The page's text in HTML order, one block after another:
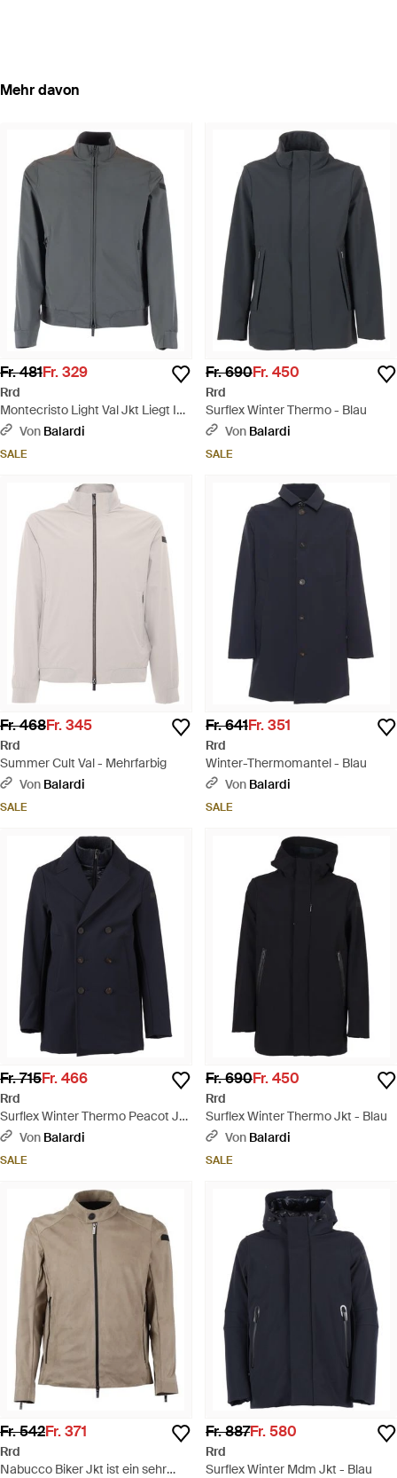
Mehr davon
Fr. 481Fr. 329
Rrd
Montecristo Light Val Jkt Liegt In -
GrauVon Balardi
SALE
Fr. 690Fr. 450
Rrd
Surflex Winter Thermo - Blau
Von Balardi
SALE
Fr. 468Fr. 345
Rrd
Summer Cult Val - Mehrfarbig
Von Balardi
SALE
Fr. 641Fr. 351
Rrd
Winter-Thermomantel - Blau
Von Balardi
SALE
Fr. 715Fr. 466
Rrd
Surflex Winter Thermo Peacot Jkt
- Blau
Von Balardi
SALE
Fr. 690Fr. 450
Rrd
Surflex Winter Thermo Jkt - Blau
Von Balardi
SALE
Fr. 542Fr. 371
Rrd
Nabucco Biker Jkt ist ein sehr
Fr. 887Fr. 580
Rrd
Surflex Winter Mdm Jkt - Blau